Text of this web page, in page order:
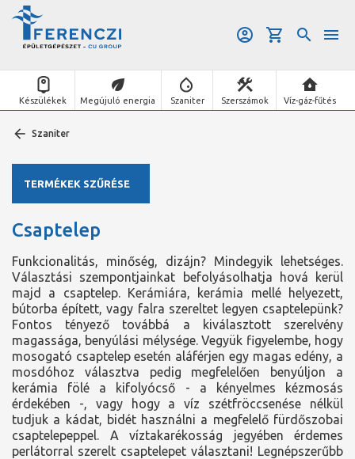
Készülékek Megújuló energia Szaniter Szerszámok Víz-gáz-fűtés
Szaniter
Csaptelep
Funkcionalitás, minőség, dizájn? Mindegyik lehetséges.
Választási szempontjainkat befolyásolhatja hová kerül
majd a csaptelep. Kerámiára, kerámia mellé helyezett,
bútorba épített, vagy falra szereltet legyen csaptelepünk?
Fontos tényező továbbá a kiválasztott szerelvény
magassága, benyúlási mélysége. Vegyük figyelembe, hogy
mosogató csaptelep esetén aláférjen egy magas edény, a
mosdóhoz választva pedig megfelelően benyúljon a
kerámia fölé a kifolyócső - a kényelmes kézmosás
érdekében -, vagy hogy a víz szétfröccsenése nélkül
tudjuk a kádat, bidét használni a megfelelő fürdőszobai
csaptelepeppel. A víztakarékosság jegyében érdemes
perlátorral szerelt csaptelepet választani! Legnépszerűbb
TERMÉKEK SZŰRÉSE